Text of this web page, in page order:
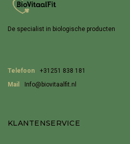
De specialist in biologische producten
Telefoon
+31251 838 181
Mail
Info@biovitaalfit.nl
KLANTENSERVICE